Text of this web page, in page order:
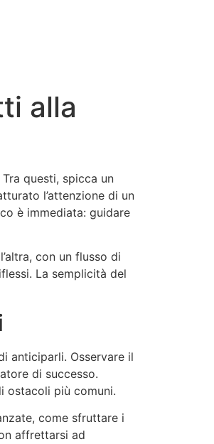
alla
questi, spicca un
l’attenzione di un
è immediata: guidare
con un flusso di
La semplicità del
anticiparli. Osservare il
di successo.
ostacoli più comuni.
come sfruttare i
affrettarsi ad